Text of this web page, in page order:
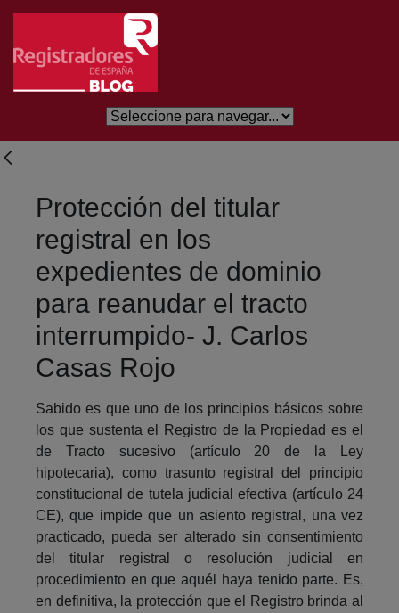
Skip to Main Content
Protección del titular
registral en los
expedientes de dominio
para reanudar el tracto
interrumpido- J. Carlos
Casas Rojo
Sabido es que uno de los principios básicos sobre
los que sustenta el Registro de la Propiedad es el
de Tracto sucesivo (artículo 20 de la Ley
hipotecaria), como trasunto registral del principio
constitucional de tutela judicial efectiva (artículo 24
CE), que impide que un asiento registral, una vez
practicado, pueda ser alterado sin consentimiento
del titular registral o resolución judicial en
procedimiento en que aquél haya tenido parte. Es,
en definitiva, la protección que el Registro brinda al